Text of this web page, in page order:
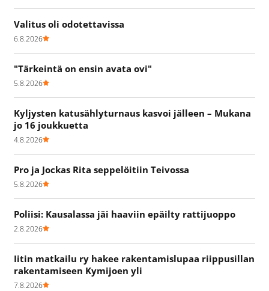
Valitus oli odotettavissa
6.8.2026
"Tärkeintä on ensin avata ovi"
5.8.2026
Kyljysten katusählyturnaus kasvoi jälleen – Mukana
jo 16 joukkuetta
4.8.2026
Pro ja Jockas Rita seppelöitiin Teivossa
5.8.2026
Poliisi: Kausalassa jäi haaviin epäilty rattijuoppo
2.8.2026
Iitin matkailu ry hakee rakentamislupaa riippusillan
rakentamiseen Kymijoen yli
7.8.2026